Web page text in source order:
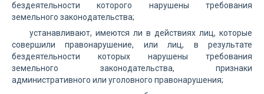
бездеятельности которого нарушены требования
земельного законодательства;
устанавливают, имеются ли в действиях лиц, которые
совершили правонарушение, или лиц, в результате
бездеятельности которых нарушены требования
земельного законодательства, признаки
административного или уголовного правонарушения;